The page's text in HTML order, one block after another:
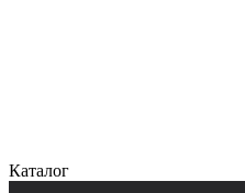
Каталог